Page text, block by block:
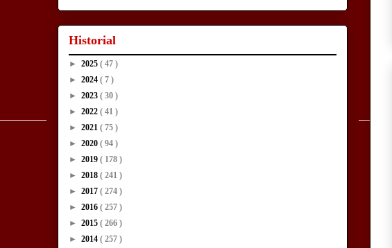
Historial
► 2025 ( 47 )
► 2024 ( 7 )
► 2023 ( 30 )
► 2022 ( 41 )
► 2021 ( 75 )
► 2020 ( 94 )
► 2019 ( 178 )
► 2018 ( 241 )
► 2017 ( 274 )
► 2016 ( 257 )
► 2015 ( 266 )
► 2014 ( 257 )